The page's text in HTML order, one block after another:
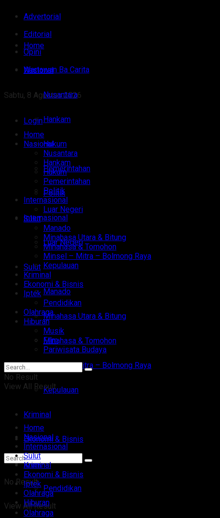
Advertorial
Editorial
Opini
Wartawan Ba Carita
Sabtu, 8 Agustus 2026
Login
Home
Nasional
Nusantara
Hankam
Hukum
Pemerintahan
Politik
Internasional
Luar Negeri
Sulut
Manado
Minahasa Utara & Bitung
Minahasa & Tomohon
Minsel – Mitra – Bolmong Raya
Kepulauan
Kriminal
Ekonomi & Bisnis
Iptek
Pendidikan
Olahraga
Home
Nasional
Nusantara
Hankam
Hukum
Pemerintahan
Politik
Internasional
Luar Negeri
Sulut
Manado
Minahasa Utara & Bitung
Minahasa & Tomohon
Minsel – Mitra – Bolmong Raya
Kepulauan
Kriminal
Ekonomi & Bisnis
Iptek
Pendidikan
Olahraga
Hiburan
Musik
Film
Pariwisata Budaya
No Result
View All Result
No Result
View All Result
Home
Nasional
Internasional
Sulut
Kriminal
Ekonomi & Bisnis
Iptek
Olahraga
Hiburan